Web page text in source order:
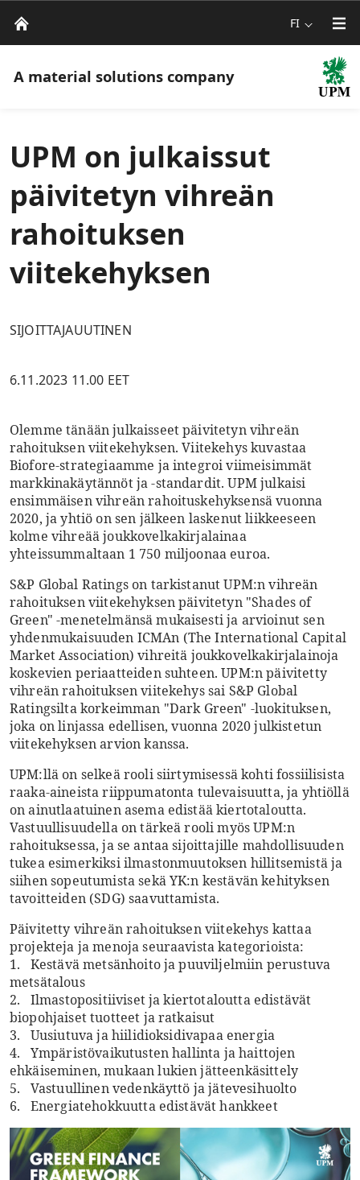
FI
A material solutions company
UPM on julkaissut
päivitetyn vihreän
rahoituksen
viitekehyksen
SIJOITTAJAUUTINEN
6.11.2023 11.00 EET
Olemme tänään julkaisseet päivitetyn vihreän
rahoituksen viitekehyksen. Viitekehys kuvastaa
Biofore-strategiaamme ja integroi viimeisimmät
markkinakäytännöt ja -standardit. UPM julkaisi
ensimmäisen vihreän rahoituskehyksensä vuonna
2020, ja yhtiö on sen jälkeen laskenut liikkeeseen
kolme vihreää joukkovelkakirjalainaa
yhteissummaltaan 1 750 miljoonaa euroa.
S&P Global Ratings on tarkistanut UPM:n vihreän
rahoituksen viitekehyksen päivitetyn "Shades of
Green" -menetelmänsä mukaisesti ja arvioinut sen
yhdenmukaisuuden ICMAn (The International Capital
Market Association) vihreitä joukkovelkakirjalainoja
koskevien periaatteiden suhteen. UPM:n päivitetty
vihreän rahoituksen viitekehys sai S&P Global
Ratingsilta korkeimman "Dark Green" -luokituksen,
joka on linjassa edellisen, vuonna 2020 julkistetun
viitekehyksen arvion kanssa.
UPM:llä on selkeä rooli siirtymisessä kohti fossiilisista
raaka-aineista riippumatonta tulevaisuutta, ja yhtiöllä
on ainutlaatuinen asema edistää kiertotaloutta.
Vastuullisuudella on tärkeä rooli myös UPM:n
rahoituksessa, ja se antaa sijoittajille mahdollisuuden
tukea esimerkiksi ilmastonmuutoksen hillitsemistä ja
siihen sopeutumista sekä YK:n kestävän kehityksen
tavoitteiden (SDG) saavuttamista.
Päivitetty vihreän rahoituksen viitekehys kattaa
projekteja ja menoja seuraavista kategorioista:
1. Kestävä metsänhoito ja puuviljelmiin perustuva
metsätalous
2. Ilmastopositiiviset ja kiertotaloutta edistävät
biopohjaiset tuotteet ja ratkaisut
3. Uusiutuva ja hiilidioksidivapaa energia
4. Ympäristövaikutusten hallinta ja haittojen
ehkäiseminen, mukaan lukien jätteenkäsittely
5. Vastuullinen vedenkäyttö ja jätevesihuolto
6. Energiatehokkuutta edistävät hankkeet